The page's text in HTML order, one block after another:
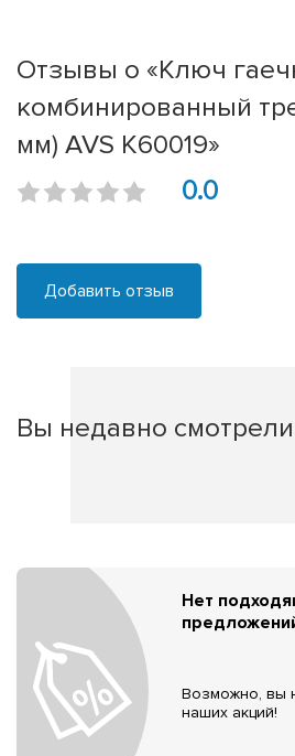
Отзывы о «Ключ
комбинированный
мм) AVS K60019»
0.0
Добавить отзыв
Вы недавно смотрели
Нет
Возможно, вы
наших акций!